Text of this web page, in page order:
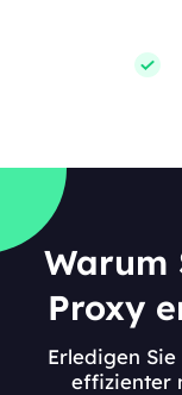
Warum
Proxy
Erledigen
effizienter